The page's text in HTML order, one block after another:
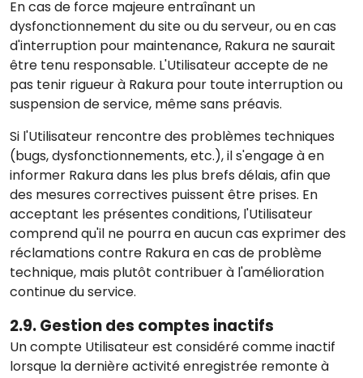
En cas de force majeure entraînant un
dysfonctionnement du site ou du serveur, ou en cas
d'interruption pour maintenance, Rakura ne saurait
être tenu responsable. L'Utilisateur accepte de ne
pas tenir rigueur à Rakura pour toute interruption ou
suspension de service, même sans préavis.
Si l'Utilisateur rencontre des problèmes techniques
(bugs, dysfonctionnements, etc.), il s'engage à en
informer Rakura dans les plus brefs délais, afin que
des mesures correctives puissent être prises. En
acceptant les présentes conditions, l'Utilisateur
comprend qu'il ne pourra en aucun cas exprimer des
réclamations contre Rakura en cas de problème
technique, mais plutôt contribuer à l'amélioration
continue du service.
2.9. Gestion des comptes inactifs
Un compte Utilisateur est considéré comme inactif
lorsque la dernière activité enregistrée remonte à